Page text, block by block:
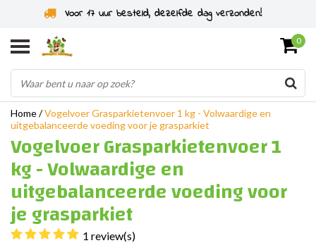
Voor 17 uur besteld, dezelfde dag verzonden!
0
Home/Vogelvoer Grasparkietenvoer 1 kg - Volwaardige en
uitgebalanceerde voeding voor je grasparkiet
Vogelvoer Grasparkietenvoer 1
kg - Volwaardige en
uitgebalanceerde voeding voor
je grasparkiet
1 review(s)